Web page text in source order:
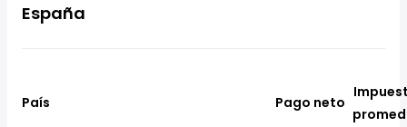
España
País Pago neto